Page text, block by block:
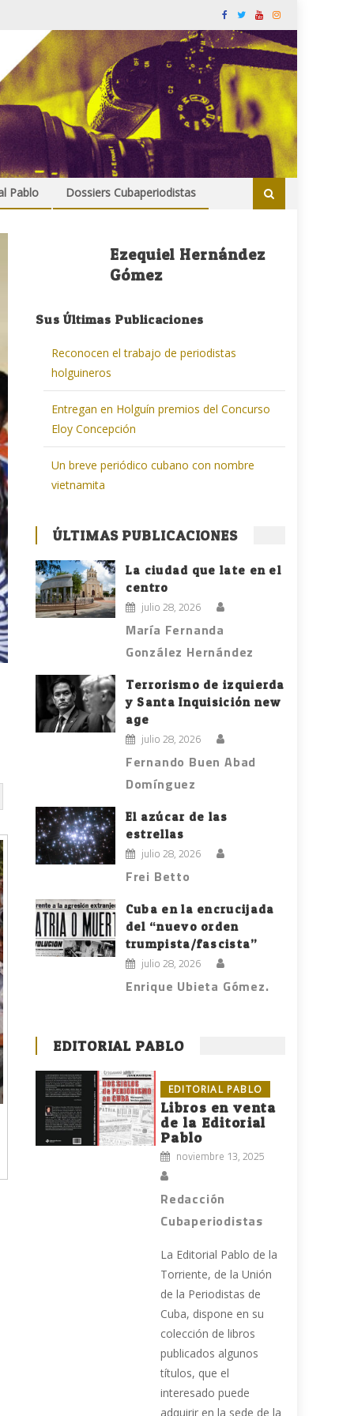
Pablo Dossiers Cubaperiodistas
Ezequiel Hernández
Gómez
Sus Últimas Publicaciones
Reconocen el trabajo de periodistas
holguineros
Entregan en Holguín premios del Concurso
Eloy Concepción
Un breve periódico cubano con nombre
vietnamita
ÚLTIMAS PUBLICACIONES
La ciudad que late en el
centro
julio 28, 2026
María Fernanda
González Hernández
Terrorismo de izquierda
y Santa Inquisición new
age
julio 28, 2026
Fernando Buen Abad
Domínguez
El azúcar de las
estrellas
julio 28, 2026
Frei Betto
Cuba en la encrucijada
del “nuevo orden
trumpista/fascista”
julio 28, 2026
Enrique Ubieta Gómez.
EDITORIAL PABLO
EDITORIAL PABLO
Libros en venta
de la Editorial
Pablo
noviembre 13, 2025
Redacción
Cubaperiodistas
La Editorial Pablo de la
Torriente, de la Unión
de la Periodistas de
Cuba, dispone en su
colección de libros
publicados algunos
títulos, que el
interesado puede
adquirir en la sede de la